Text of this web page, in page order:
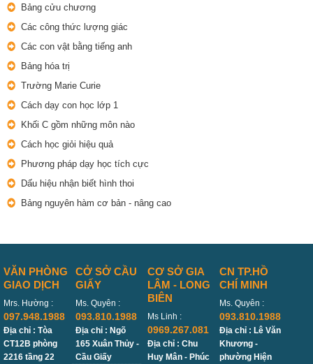
Bảng cửu chương
Các công thức lượng giác
Các con vật bằng tiếng anh
Bảng hóa trị
Trường Marie Curie
Cách dạy con học lớp 1
Khối C gồm những môn nào
Cách học giỏi hiệu quả
Phương pháp dạy học tích cực
Dấu hiệu nhận biết hình thoi
Bảng nguyên hàm cơ bản - nâng cao
VĂN PHÒNG
GIAO DỊCH
Mrs. Hường :
097.948.1988
Địa chỉ : Tòa
CT12B phòng
2216 tầng 22
CỞ SỞ CẦU
GIẤY
Ms. Quyên :
093.810.1988
Địa chỉ : Ngõ
165 Xuân Thủy -
Cầu Giấy
CƠ SỞ GIA
LÂM - LONG
BIÊN
Ms Linh :
0969.267.081
Địa chỉ : Chu
Huy Mân - Phúc
CN TP.HỒ
CHÍ MINH
Ms. Quyên :
093.810.1988
Địa chỉ : Lê Văn
Khương -
phường Hiện